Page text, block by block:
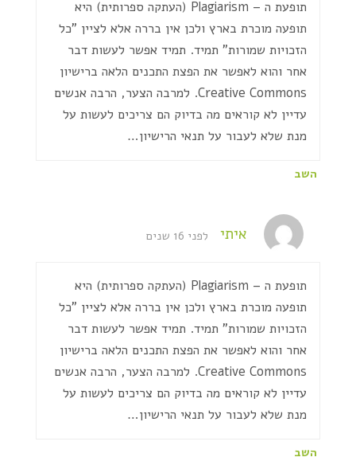
תופעת ה – Plagiarism (העתקה ספרותית) היא
תופעה מוכרת בארץ ולכן אין בררה אלא לציין "כל
הזכויות שמורות" תמיד. תמיד אפשר לעשות דבר
אחר והוא לאפשר את הפצת התכנים הלאה ברישיון
Creative Commons. למרבה הצער, הרבה אנשים
עדיין לא קוראים מה בדיוק הם צריכים לעשות על
מנת שלא לעבור על תנאי הרישיון…
השב
איתי לפני 16 שנים
תופעת ה – Plagiarism (העתקה ספרותית) היא
תופעה מוכרת בארץ ולכן אין בררה אלא לציין "כל
הזכויות שמורות" תמיד. תמיד אפשר לעשות דבר
אחר והוא לאפשר את הפצת התכנים הלאה ברישיון
Creative Commons. למרבה הצער, הרבה אנשים
עדיין לא קוראים מה בדיוק הם צריכים לעשות על
מנת שלא לעבור על תנאי הרישיון…
השב